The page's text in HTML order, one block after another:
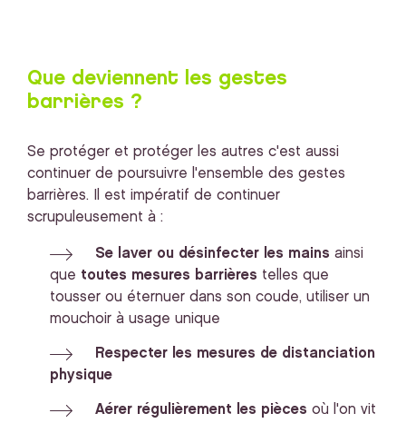
Que deviennent les gestes
barrières ?
Se protéger et protéger les autres c'est aussi
continuer de poursuivre l'ensemble des gestes
barrières. Il est impératif de continuer
scrupuleusement à :
Se laver ou désinfecter les mains ainsi
que toutes mesures barrières telles que
tousser ou éternuer dans son coude, utiliser un
mouchoir à usage unique
Respecter les mesures de distanciation
physique
Aérer régulièrement les pièces où l'on vit